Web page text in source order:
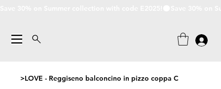
>LOVE - Reggiseno balconcino in pizzo coppa C